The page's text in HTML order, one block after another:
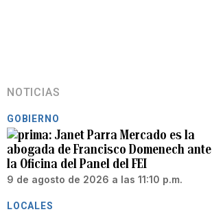
NOTICIAS
GOBIERNO
Janet Parra Mercado es la
abogada de Francisco Domenech ante
la Oficina del Panel del FEI
9 de agosto de 2026 a las 11:10 p.m.
LOCALES